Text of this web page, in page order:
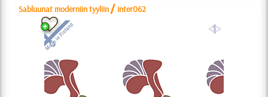
Sabluunat moderniin tyyliin / inter062
a